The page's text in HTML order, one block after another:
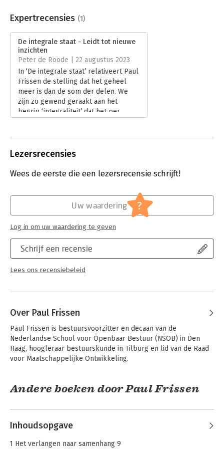
Uitgever:
Boom
Verschijningsdatum:
27-1-2023
Hoofdrubriek:
Mens en maatschappij
Jongbloed:
Staatsrecht algemeen
Expertrecensies (1)
De integrale staat - Leidt tot nieuwe
inzichten
Peter de Roode | 22 augustus 2023
In ‘De integrale staat’ relativeert Paul
Frissen de stelling dat het geheel
meer is dan de som der delen. We
zijn zo gewend geraakt aan het
begrip ‘integraliteit’ dat het per
bij ‘integraliteit’ de nodige
worden. Geen gemakkelijk boek,
Lezersrecensies
Wees de eerste die een lezersrecensie schrijft!
Schrijf een recensie
Lees ons recensiebeleid
Uw waardering ?
Log in om uw waardering te geven
Over Paul Frissen
Paul Frissen is bestuursvoorzitter en decaan van de
Nederlandse School voor Openbaar Bestuur (NSOB) in Den
Haag, hoogleraar bestuurskunde in Tilburg en lid van de Raad
voor Maatschappelijke Ontwikkeling.
Andere boeken door Paul Frissen
Inhoudsopgave
1 Het verlangen naar samenhang 9